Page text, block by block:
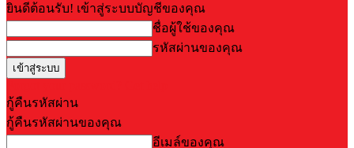
ยินดีต้อนรับ! เข้าสู่ระบบบัญชีของคุณ
ชื่อผู้ใช้ของคุณ
รหัสผ่านของคุณ
กู้คืนรหัสผ่าน
กู้คืนรหัสผ่านของคุณ
อีเมล์ของคุณ